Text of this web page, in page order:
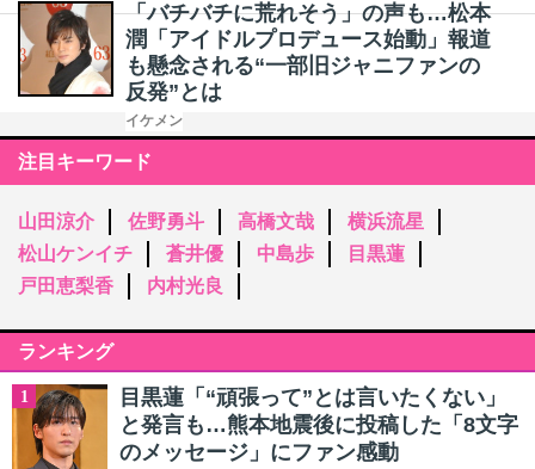
「バチバチに荒れそう」の声も…松本
潤「アイドルプロデュース始動」報道
も懸念される“一部旧ジャニファンの
反発”とは
イケメン
注目キーワード
山田涼介 佐野勇斗 高橋文哉
横浜流星
松山ケンイチ
蒼井優 中島歩
目黒蓮
戸田恵梨香
内村光良
ランキング
1
目黒蓮「“頑張って”とは言いたくない」
と発言も…熊本地震後に投稿した「8文字
のメッセージ」にファン感動